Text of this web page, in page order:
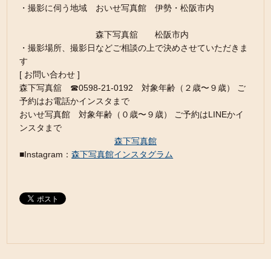
・撮影に伺う地域 おいせ写真館 伊勢・松阪市内
森下写真舘 松阪市内
・撮影場所、撮影日などご相談の上で決めさせていただきま
す
[ お問い合わせ ]
森下写真舘 ☎︎0598-21-0192 対象年齢（２歳〜９歳） ご
予約はお電話かインスタまで
おいせ写真館 対象年齢（０歳〜９歳） ご予約はLINEかイ
ンスタまで
森下写真館
■Instagram：森下写真館インスタグラム